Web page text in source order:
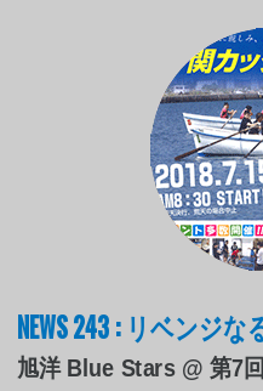
NEWS 243 : リベンジな
旭洋 Blue Stars @ 第7